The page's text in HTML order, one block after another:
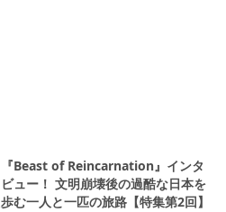
『Beast of Reincarnation』インタ
ビュー！ 文明崩壊後の過酷な日本を
歩む一人と一匹の旅路【特集第2回】